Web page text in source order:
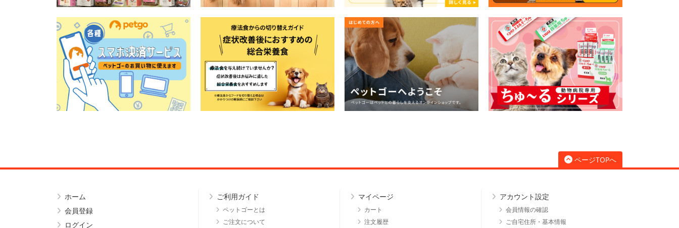
ページTOPへ
ホーム
会員登録
ログイン
ご利用ガイド
ペットゴーとは
ご注文について
マイページ
カート
注文履歴
アカウント設定
会員情報の確認
ご自宅住所・基本情報